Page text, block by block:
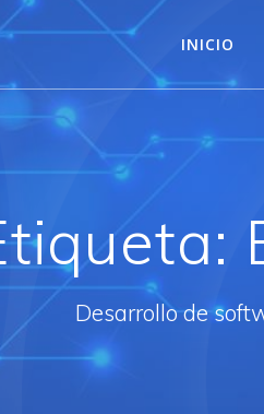
INICIO
Desarrollo de